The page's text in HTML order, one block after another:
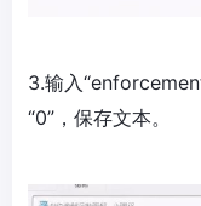
3.输入
“0”，保存文本。